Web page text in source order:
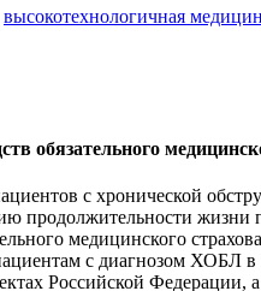
высокотехнологичная
обязательного
с хронической
продолжительности жизни
медицинского
с диагнозом ХОБЛ в
Российской